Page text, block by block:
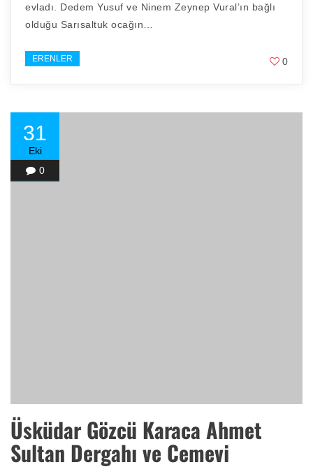
evladı. Dedem Yusuf ve Ninem Zeynep Vural’ın bağlı
olduğu Sarısaltuk ocağın…
ERENLER 0
31
Eki
0
Üsküdar Gözcü Karaca Ahmet
Sultan Dergahı ve Cemevi